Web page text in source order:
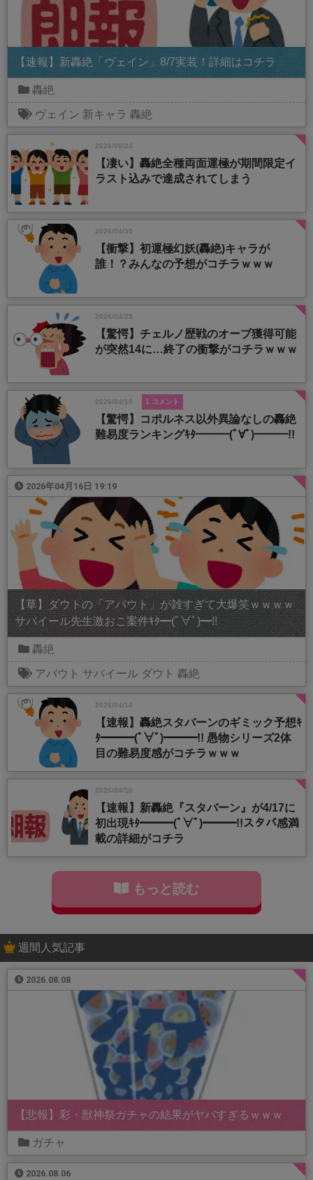
【速報】新轟絶「ヴェイン」8/7実装！詳細はコチラ
轟絶
ヴェイン 新キャラ 轟絶
2026/06/24
【凄い】轟絶全種両面運極が期間限定イ
ラスト込みで達成されてしまう
2026/04/30
【衝撃】初運極幻妖(轟絶)キャラが
誰！？みんなの予想がコチラｗｗｗ
2026/04/25
【驚愕】チェルノ歴戦のオーブ獲得可能
が突然14に…終了の衝撃がコチラｗｗｗ
2026/04/18 1 コメント
【驚愕】コポルネス以外異論なしの轟絶
難易度ランキングｷﾀ━━━(ﾟ∀ﾟ)━━━!!
2026年04月16日 19:19
【草】ダウトの「アバウト」が雑すぎて大爆笑ｗｗｗｗ
サバイール先生激おこ案件ｷﾀ━(ﾟ∀ﾟ)━!!
轟絶
アバウト サバイール ダウト 轟絶
2026/04/14
【速報】轟絶スタバーンのギミック予想ｷ
ﾀ━━━(ﾟ∀ﾟ)━━━!! 愚物シリーズ2体
目の難易度感がコチラｗｗｗ
2026/04/10
【速報】新轟絶『スタバーン』が4/17に
初出現ｷﾀ━━━(ﾟ∀ﾟ)━━━!!スタバ感満
載の詳細がコチラ
もっと読む
週間人気記事
2026.08.08
【悲報】彩・獣神祭ガチャの結果がヤバすぎるｗｗｗ
ガチャ
2026.08.06